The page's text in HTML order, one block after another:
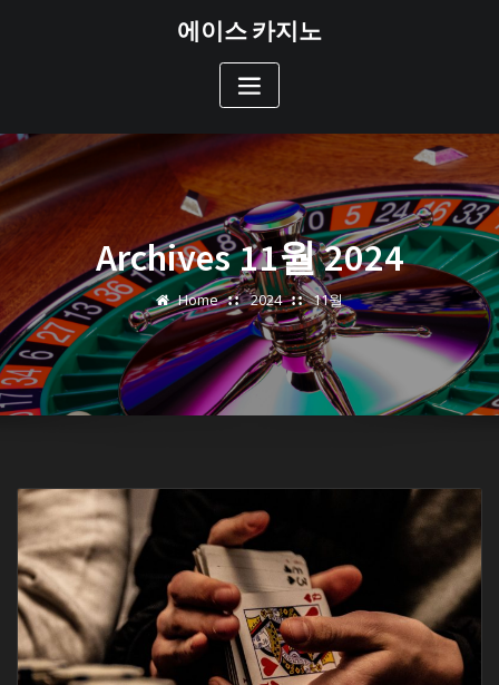
에이스 카지노
Archives 11월 2024
Home 2024 11월